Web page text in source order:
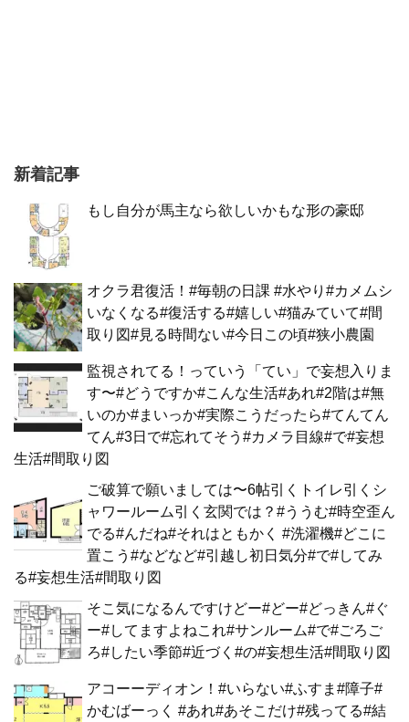
新着記事
もし自分が馬主なら欲しいかもな形の豪邸
オクラ君復活！#毎朝の日課 #水やり#カメムシ
いなくなる#復活する#嬉しい#猫みていて#間
取り図#見る時間ない#今日この頃#狭小農園
監視されてる！っていう「てい」で妄想入りま
す〜#どうですか#こんな生活#あれ#2階は#無
いのか#まいっか#実際こうだったら#てんてん
てん#3日で#忘れてそう#カメラ目線#で#妄想
生活#間取り図
ご破算で願いましては〜6帖引くトイレ引くシ
ャワールーム引く玄関では？#ううむ#時空歪ん
でる#んだね#それはともかく #洗濯機#どこに
置こう#などなど#引越し初日気分#で#してみ
る#妄想生活#間取り図
そこ気になるんですけどー#どー#どっきん#ぐ
ー#してますよねこれ#サンルーム#で#ごろご
ろ#したい季節#近づく#の#妄想生活#間取り図
アコーーディオン！#いらない#ふすま#障子#
かむばーっく #あれ#あそこだけ#残ってる#結